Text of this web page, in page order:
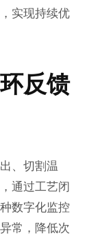
实现持续优
反馈
、切割温
通过工艺闭
数字化监控
常，降低次